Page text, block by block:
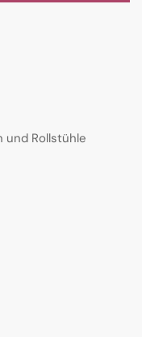
und Rollstühle